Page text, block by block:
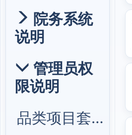
院务系统
说明
管理员权
限说明
品类项目套餐管理